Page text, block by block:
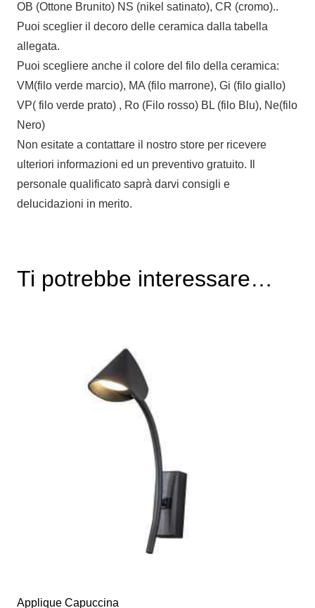
OB (Ottone Brunito) NS (nikel satinato), CR (cromo)..
Puoi sceglier il decoro delle ceramica dalla tabella
allegata.
Puoi scegliere anche il colore del filo della ceramica:
VM(filo verde marcio), MA (filo marrone), Gi (filo giallo)
VP( filo verde prato) , Ro (Filo rosso) BL (filo Blu), Ne(filo
Nero)
Non esitate a contattare il nostro store per ricevere
ulteriori informazioni ed un preventivo gratuito. Il
personale qualificato saprà darvi consigli e
delucidazioni in merito.
Ti potrebbe interessare…
Applique Capuccina